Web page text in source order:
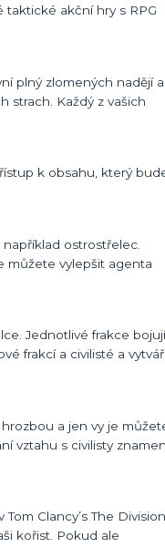
akční hry s RPG
plný zlomených nadějí a
strach. Každý z vašich
k obsahu, který
ostrostřelec.
můžete vylepšit agenta
Jednotlivé frakce bojují
frakcí a civilisté a
a jen vy je
vztahu s civilisty
Clancy’s The Division
kořist. Pokud ale